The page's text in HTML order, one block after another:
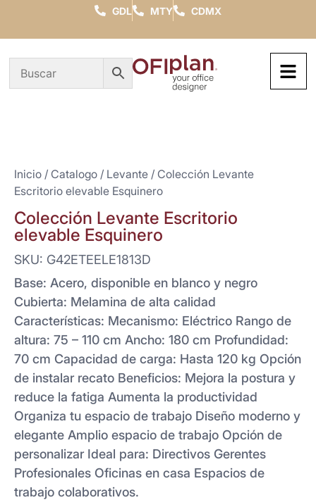
GDL MTY CDMX
Inicio / Catalogo / Levante / Colección Levante
Escritorio elevable Esquinero
Colección Levante Escritorio
elevable Esquinero
SKU: G42ETEELE1813D
Base: Acero, disponible en blanco y negro
Cubierta: Melamina de alta calidad
Características: Mecanismo: Eléctrico Rango de
altura: 75 – 110 cm Ancho: 180 cm Profundidad:
70 cm Capacidad de carga: Hasta 120 kg Opción
de instalar recato Beneficios: Mejora la postura y
reduce la fatiga Aumenta la productividad
Organiza tu espacio de trabajo Diseño moderno y
elegante Amplio espacio de trabajo Opción de
personalizar Ideal para: Directivos Gerentes
Profesionales Oficinas en casa Espacios de
trabajo colaborativos.